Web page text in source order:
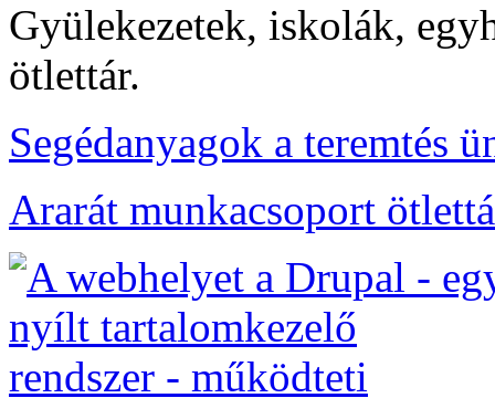
Gyülekezetek, iskolák,
ötlettár.
Segédanyagok a teremtés
Ararát munkacsoport